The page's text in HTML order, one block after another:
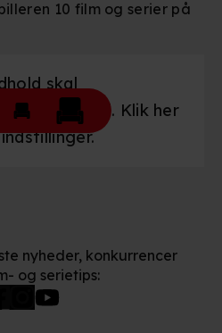
blive delt med vores
om vores brug af cookies og
i både vores
.
10 film og serier på
skal
være slået til. Klik her
nyheder, konkurrencer
og serietips: